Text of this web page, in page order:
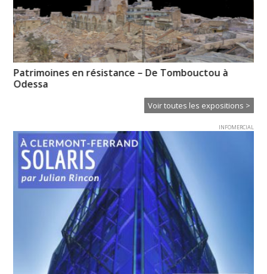
Patrimoines en résistance – De Tombouctou à
Odessa
Voir toutes les expositions >
INFOMERCIAL